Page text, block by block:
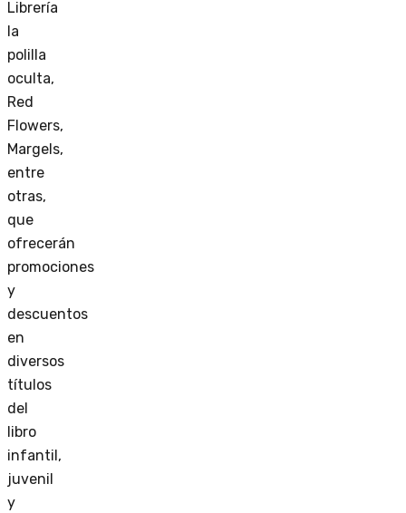
Librería
la
polilla
oculta,
Red
Flowers,
Margels,
entre
otras,
que
ofrecerán
promociones
y
descuentos
en
diversos
títulos
del
libro
infantil,
juvenil
y